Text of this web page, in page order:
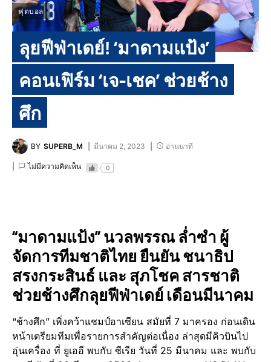
ฟุตบอล
ลุยฟีฟ่าเดย์! ‘มาดามแป้ง’
คอนเฟิร์ม ‘เจ-เชค’ ช่วยช้าง
ศึก
BY SUPERB_M มีนาคม 2, 2023 อ่านนาที
ไม่มีความคิดเห็น 0
“มาดามแป้ง” นวลพรรณ ล่ำซำ ผู้
จัดการทีมชาติไทย ยืนยัน ชนาธิป
สรงกระสินธ์ และ สุภโชค สารชาติ
ช่วยช้างศึกลุยฟีฟ่าเดย์ เดือนมีนาคม
“ช้างศึก” เพิ่งคว้าแชมป์อาเซียน สมัยที่ 7 มาครอง ก่อนเดิน
หน้าเตรียมทีมเพื่อรายการสำคัญต่อเนื่อง ล่าสุดมีคิวบินไป
อุ่นเครื่อง ที่ ยูเออี พบกับ ซีเรีย วันที่ 25 มีนาคม และ พบกับ